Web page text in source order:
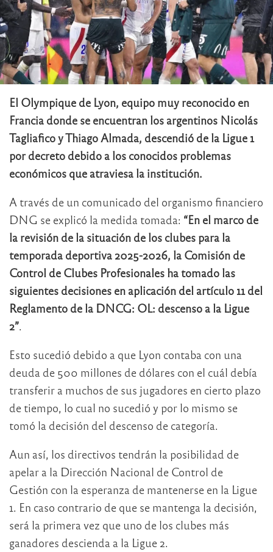
El Olympique de Lyon, equipo muy reconocido en
Francia donde se encuentran los argentinos Nicolás
Tagliafico y Thiago Almada, descendió de la Ligue 1
por decreto debido a los conocidos problemas
económicos que atraviesa la institución.
A través de un comunicado del organismo financiero
DNG se explicó la medida tomada: “En el marco de
la revisión de la situación de los clubes para la
temporada deportiva 2025-2026, la Comisión de
Control de Clubes Profesionales ha tomado las
siguientes decisiones en aplicación del artículo 11 del
Reglamento de la DNCG: OL: descenso a la Ligue
2”.
Esto sucedió debido a que Lyon contaba con una
deuda de 500 millones de dólares con el cuál debía
transferir a muchos de sus jugadores en cierto plazo
de tiempo, lo cual no sucedió y por lo mismo se
tomó la decisión del descenso de categoría.
Aun así, los directivos tendrán la posibilidad de
apelar a la Dirección Nacional de Control de
Gestión con la esperanza de mantenerse en la Ligue
1. En caso contrario de que se mantenga la decisión,
será la primera vez que uno de los clubes más
ganadores descienda a la Ligue 2.